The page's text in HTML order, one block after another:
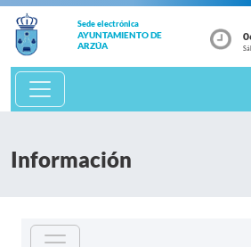
Sede electrónica
AYUNTAMIENTO DE
ARZÚA
Información